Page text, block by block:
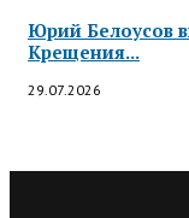
Юрий Белоусов
Крещения...
29.07.2026